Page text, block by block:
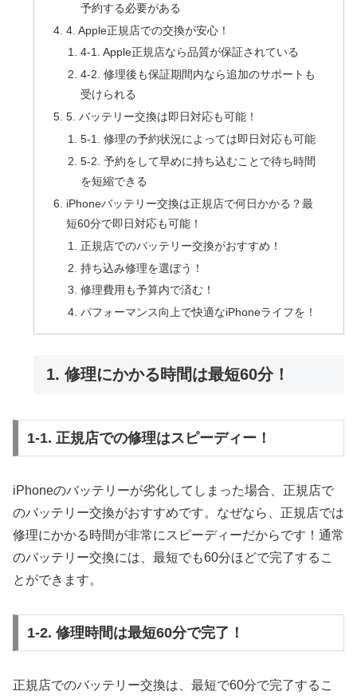
予約する必要がある
4. Apple正規店での交換が安心！
4-1. Apple正規店なら品質が保証されている
4-2. 修理後も保証期間内なら追加のサポートも
受けられる
5. バッテリー交換は即日対応も可能！
5-1. 修理の予約状況によっては即日対応も可能
5-2. 予約をして早めに持ち込むことで待ち時間
を短縮できる
iPhoneバッテリー交換は正規店で何日かかる？最
短60分で即日対応も可能！
正規店でのバッテリー交換がおすすめ！
持ち込み修理を選ぼう！
修理費用も予算内で済む！
パフォーマンス向上で快適なiPhoneライフを！
1. 修理にかかる時間は最短60分！
1-1. 正規店での修理はスピーディー！
iPhoneのバッテリーが劣化してしまった場合、正規店で
のバッテリー交換がおすすめです。なぜなら、正規店では
修理にかかる時間が非常にスピーディーだからです！通常
のバッテリー交換には、最短でも60分ほどで完了するこ
とができます。
1-2. 修理時間は最短60分で完了！
正規店でのバッテリー交換は、最短で60分で完了するこ